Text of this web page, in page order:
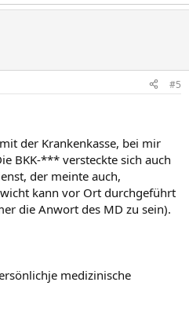
#5
der Krankenkasse, bei mir
BKK-*** versteckte sich auch
der meinte auch,
kann vor Ort durchgeführt
die Anwort des MD zu sein).
medizinische